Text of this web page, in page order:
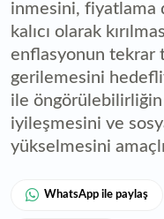
inmesini, fiyatlama
kalıcı olarak
enflasyonun tekrar
gerilemesini
ile öngörülebilirliğin
iyileşmesini ve
yükselmesini
WhatsApp ile paylaş